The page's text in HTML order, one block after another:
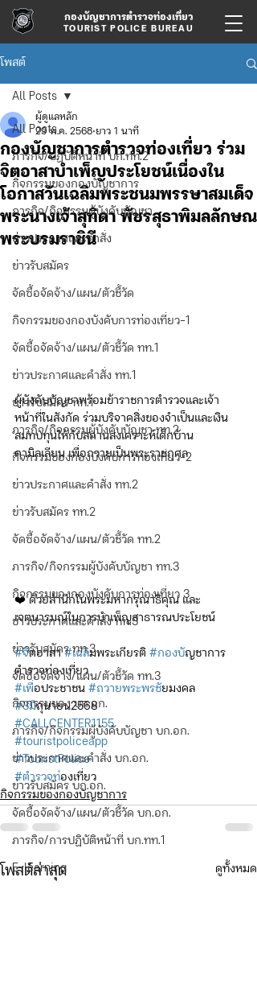
กองบัญชาการตำรวจท่องเที่ยว
TOURIST POLICE BUREAU
โพสต์
All Posts
ภารกิจ/ปฏิบัติหน้าที่ บก.ทท.2
กิจกรรมของกองบัญชาการ
ภารกิจ/กิจกรรมผู้บังคับบัญชา
ข่าวประกาศและคำสั่ง
ข่าวรับสมัคร
จัดซื้อจัดจ้าง/แผน/ตัวชี้วัด
กิจกรรมของกองบังคับการท่องเที่ยว-1
จัดซื้อจัดจ้าง/แผน/ตัวชี้วัด ทท.1
ข่าวประกาศและคำสั่ง ทท.1
ข่าวรับสมัคร ทท.1
ภารกิจ/กิจกรรมผู้บังคับบัญชา ทท.2
กิจกรรมของกองบังคับการท่องเที่ยว-2
ข่าวประกาศและคำสั่ง ทท.2
ข่าวรับสมัคร ทท.2
จัดซื้อจัดจ้าง/แผน/ตัวชี้วัด ทท.2
ภารกิจ/กิจกรรมผู้บังคับบัญชา ทท.3
กิจกรรมของกองบังคับการท่องเที่ยว 3
ข่าวประกาศและคำสั่ง ทท.3
ข่าวรับสมัคร ทท.3
จัดซื้อจัดจ้าง/แผน/ตัวชี้วัด ทท.3
กิจกรรมของ บก.อก.
ภารกิจ/กิจกรรมผู้บังคับบัญชา บก.อก.
ข่าวประกาศและคำสั่ง บก.อก.
ข่าวรับสมัคร บก.อก.
จัดซื้อจัดจ้าง/แผน/ตัวชี้วัด บก.อก.
ภารกิจ/การปฏิบัติหน้าที่ บก.ทท.1
E-learning
All Posts
กองบัญชาการตำรวจท่องเที่ยว ร่วม
จิตอาสาบำเพ็ญประโยชน์เนื่องใน
โอกาสวันเฉลิมพระชนมพรรษาสมเด็จ
พระนางเจ้าสุทิดา พัชรสุธาพิมลลักษณ
พระบรมราชินี
ผู้ดูแลหลัก
29 พ.ค. 2568 ยาว 1 นาที
ผู้บังคับบัญชาพร้อมข้าราชการตำรวจและเจ้า
หน้าที่ในสังกัด ร่วมบริจาคสิ่งของจำเป็นและเงิน
สมทบทุนให้กับสถานสงเคราะห์เด็กบ้าน
คามิลเลียน เพื่อถวายเป็นพระราชกุศล
❤️ ด้วยสำนึกในพระมหากรุณาธิคุณ และ
เจตนารมณ์ในการบำเพ็ญสาธารณประโยชน์
#จิตอาสา #เฉลิมพระเกียรติ #กองบัญชาการ
ตำรวจท่องเที่ยว
#เพ ื่อประชาชน #ถวายพระพรชัยมงคล
#3มิถุนายน2568
#CALLCENTER1155
#touristpoliceapp
#TouristPolice
#ตำรวจท่องเที่ยว
กิจกรรมของกองบัญชาการ
โพสต์ล่าสุด ดูทั้งหมด